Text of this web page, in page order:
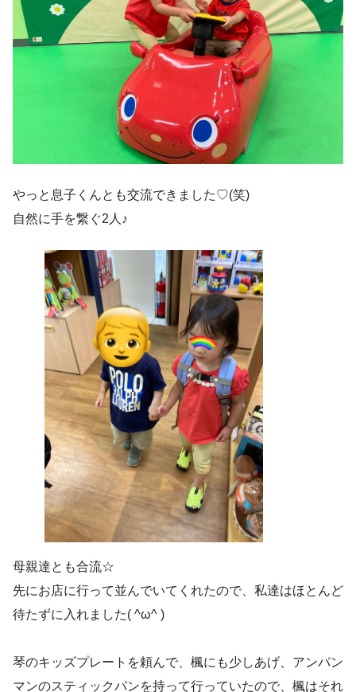
やっと息子くんとも交流できました♡(笑)
自然に手を繋ぐ2人♪
母親達とも合流☆
先にお店に行って並んでいてくれたので、私達はほとんど
待たずに入れました( ^ω^ )
琴のキッズプレートを頼んで、楓にも少しあげ、アンパン
マンのスティックパンを持って行っていたので、楓はそれ